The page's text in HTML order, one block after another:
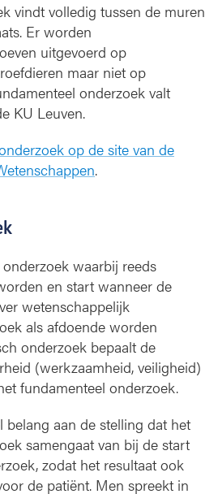
vindt volledig tussen de muren
Er worden
uitgevoerd op
maar niet op
onderzoek valt
KU Leuven.
op de site van de
.
waarbij reeds
en start wanneer de
wetenschappelijk
als afdoende worden
onderzoek bepaalt de
(werkzaamheid, veiligheid)
fundamenteel onderzoek.
belang aan de stelling dat het
samengaat van bij de start
zodat het resultaat ook
de patiënt. Men spreekt in